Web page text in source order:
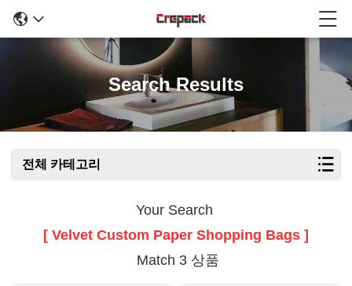
Search Results
전체 카테고리
Your Search
[ Velvet Custom Paper Shopping Bags ]
Match 3 상품